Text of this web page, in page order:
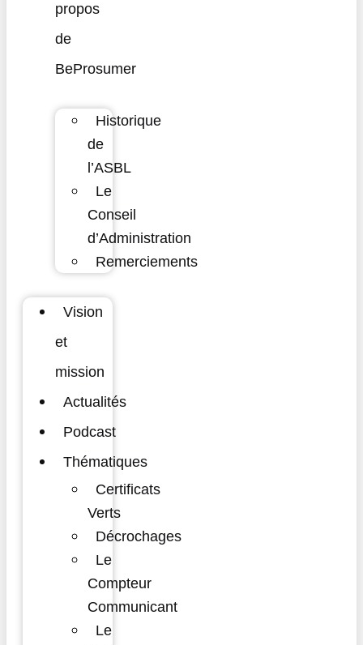
propos
de
BeProsumer
Historique
de
l’ASBL
Le
Conseil
d’Administration
Remerciements
Vision
et
mission
Actualités
Podcast
Thématiques
Certificats
Verts
Décrochages
Le
Compteur
Communicant
Le